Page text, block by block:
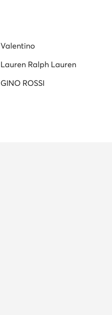
Valentino
Lauren Ralph Lauren
GINO ROSSI